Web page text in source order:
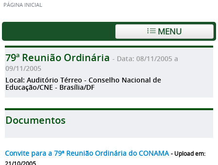
PÁGINA INICIAL
MENU
79ª Reunião Ordinária - Data: 08/11/2005 a
09/11/2005
Local: Auditório Térreo - Conselho Nacional de
Educação/CNE - Brasília/DF
Documentos
Convite para a 79ª Reunião Ordinária do CONAMA - Upload em: